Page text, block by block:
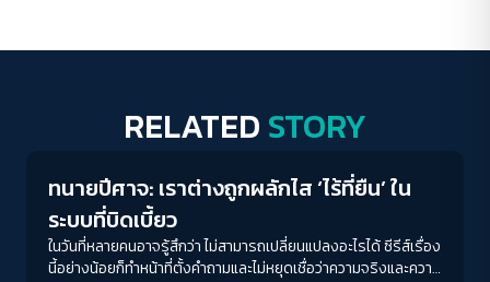
RELATED STORY
Human & Society
ทนายปีศาจ: เราต่างถูกผลักไส ‘ไร้ที่ยืน’ ใน
ระบบที่บิดเบี้ยว
ในวันที่หลายคนอาจรู้สึกว่า ไม่สามารถเปลี่ยนแปลงอะไรได้ ซีรีส์เรื่อง
นี้อย่างน้อยก็ทำหน้าที่ตั้งคำถามและไม่หยุดเชื่อว่าความจริงและความ